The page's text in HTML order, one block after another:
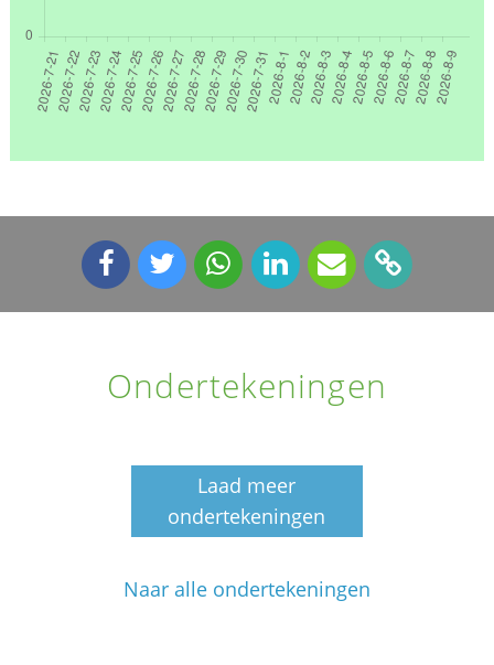
Ondertekeningen
Laad meer
ondertekeningen
Naar alle ondertekeningen